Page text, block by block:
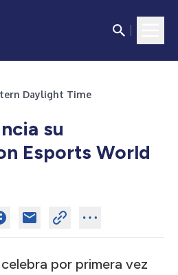
Daylight Time
su
Esports World
por primera vez